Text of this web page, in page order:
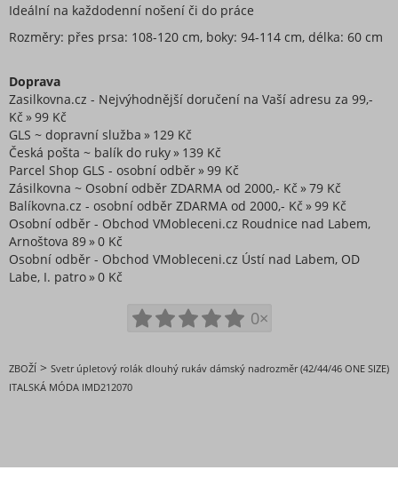
Ideální na každodenní nošení či do práce
Rozměry: přes prsa: 108-120 cm, boky: 94-114 cm, délka: 60 cm
Doprava
Zasilkovna.cz - Nejvýhodnější doručení na Vaší adresu za 99,-
Kč
99 Kč
GLS ~ dopravní služba
129 Kč
Česká pošta ~ balík do ruky
139 Kč
Parcel Shop GLS - osobní odběr
99 Kč
Zásilkovna ~ Osobní odběr ZDARMA od 2000,- Kč
79 Kč
Balíkovna.cz - osobní odběr ZDARMA od 2000,- Kč
99 Kč
Osobní odběr - Obchod VMobleceni.cz Roudnice nad Labem,
Arnoštova 89
0 Kč
Osobní odběr - Obchod VMobleceni.cz Ústí nad Labem, OD
Labe, I. patro
0 Kč
0×
ZBOŽÍ > Svetr úpletový rolák dlouhý rukáv dámský nadrozměr (42/44/46 ONE SIZE)
ITALSKÁ MÓDA IMD212070